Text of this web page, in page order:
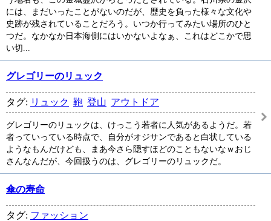
には、まだいったことがないのだが、歴史を負った様々な文化や
史跡が残されていることだろう。いつか行ってみたい場所のひと
つだ。なかなか日本海側にはいかないよなぁ、これはどこかで思
い切...
グレゴリーのリュック
タグ: リュック 鞄 登山 アウトドア
グレゴリーのリュックは、けっこう若者に人気があるようだ。若
者っていっている時点で、自分がオジサンであると白状している
ようなもんだけども、まあ今さら隠すほどのこともないなｗおじ
さんなんだが、今回扱うのは、グレゴリーのリュックだ。
傘の寿命
タグ: ファッション